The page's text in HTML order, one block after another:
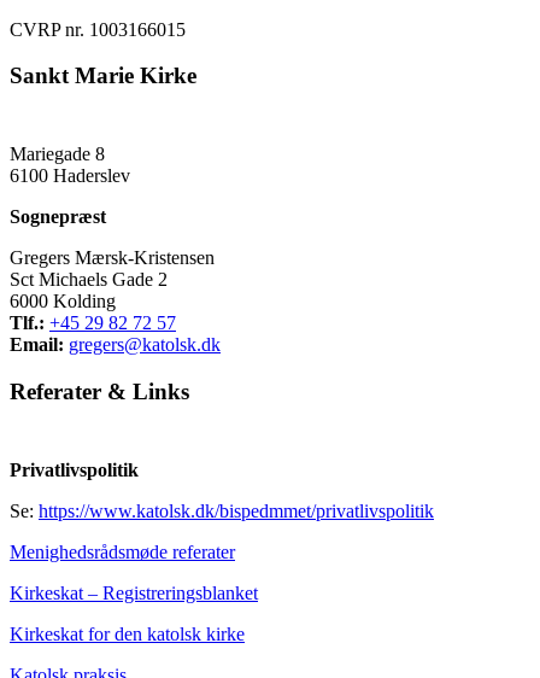
CVRP nr. 1003166015
Sankt Marie Kirke
Mariegade 8
6100 Haderslev
Sognepræst
Gregers Mærsk-Kristensen
Sct Michaels Gade 2
6000 Kolding
Tlf.: +45 29 82 72 57
Email: gregers@katolsk.dk
Referater & Links
Privatlivspolitik
Se: https://www.katolsk.dk/bispedmmet/privatlivspolitik
Menighedsrådsmøde referater
Kirkeskat – Registreringsblanket
Kirkeskat for den katolsk kirke